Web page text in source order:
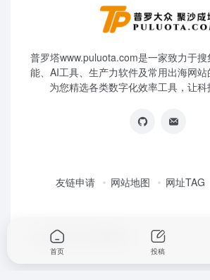
普罗塔www.puluota.com是一家致力于
能、AI工具、生产力软件及常用出海网站
为您精选各类数字化效率工具，让科
友链申请 网站地图 网址TAG
Copyright © 2026
首页 投稿